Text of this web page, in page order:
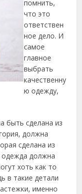
помнить,
что это
ответствен
ное дело. И
самое
главное
выбрать
качественну
ю одежду,
быть сделана из
должна
сделана из
одежда должна
хоть как то
в такие детали
именно